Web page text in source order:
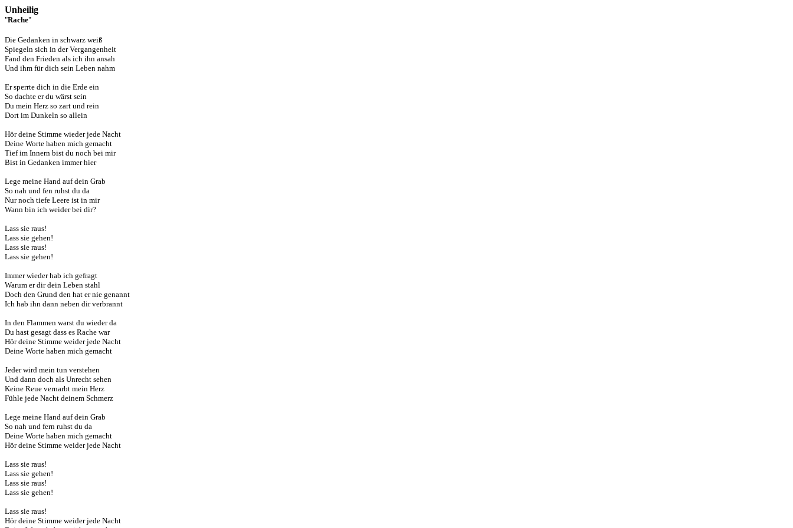
Unheilig
"Rache"
Die Gedanken in schwarz weiß
Spiegeln sich in der Vergangenheit
Fand den Frieden als ich ihn ansah
Und ihm für dich sein Leben nahm
Er sperrte dich in die Erde ein
So dachte er du wärst sein
Du mein Herz so zart und rein
Dort im Dunkeln so allein
Hör deine Stimme wieder jede Nacht
Deine Worte haben mich gemacht
Tief im Innern bist du noch bei mir
Bist in Gedanken immer hier
Lege meine Hand auf dein Grab
So nah und fen ruhst du da
Nur noch tiefe Leere ist in mir
Wann bin ich weider bei dir?
Lass sie raus!
Lass sie gehen!
Lass sie raus!
Lass sie gehen!
Immer wieder hab ich gefragt
Warum er dir dein Leben stahl
Doch den Grund den hat er nie genannt
Ich hab ihn dann neben dir verbrannt
In den Flammen warst du wieder da
Du hast gesagt dass es Rache war
Hör deine Stimme weider jede Nacht
Deine Worte haben mich gemacht
Jeder wird mein tun verstehen
Und dann doch als Unrecht sehen
Keine Reue vernarbt mein Herz
Fühle jede Nacht deinem Schmerz
Lege meine Hand auf dein Grab
So nah und fern ruhst du da
Deine Worte haben mich gemacht
Hör deine Stimme weider jede Nacht
Lass sie raus!
Lass sie gehen!
Lass sie raus!
Lass sie gehen!
Lass sie raus!
Hör deine Stimme weider jede Nacht